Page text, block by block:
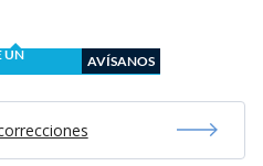
UN
AVÍSANOS